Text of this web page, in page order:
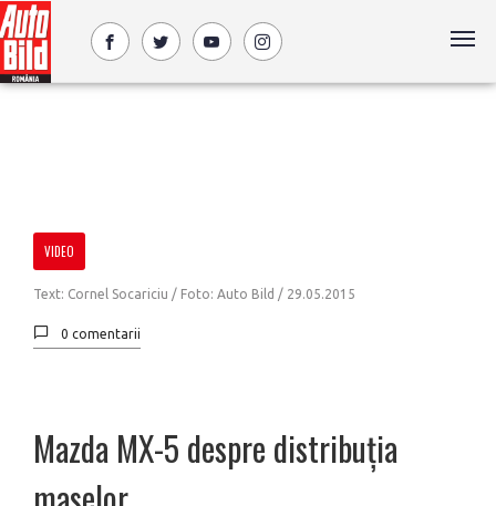
VIDEO
Text: Cornel Socariciu / Foto: Auto Bild / 29.05.2015
0 comentarii
Mazda MX-5 despre distribuția